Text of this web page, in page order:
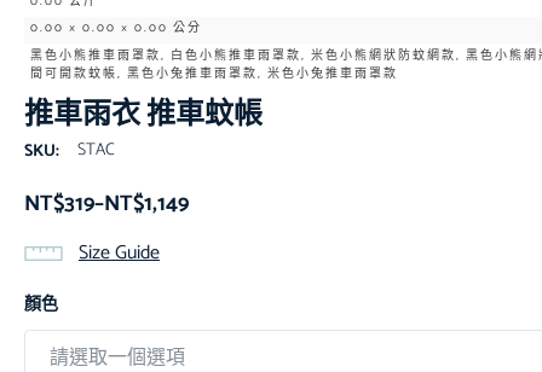
0.00 × 0.00 × 0.00 公分
黑色小熊推車雨罩款, 白色小熊推車雨罩款, 米色小熊網狀防蚊網款, 黑色小熊
間可開款蚊帳, 黑色小兔推車雨罩款, 米色小兔推車雨罩款
推車雨衣 推車蚊帳
SKU: STAC
NT$319–NT$1,149
Size Guide
顏色